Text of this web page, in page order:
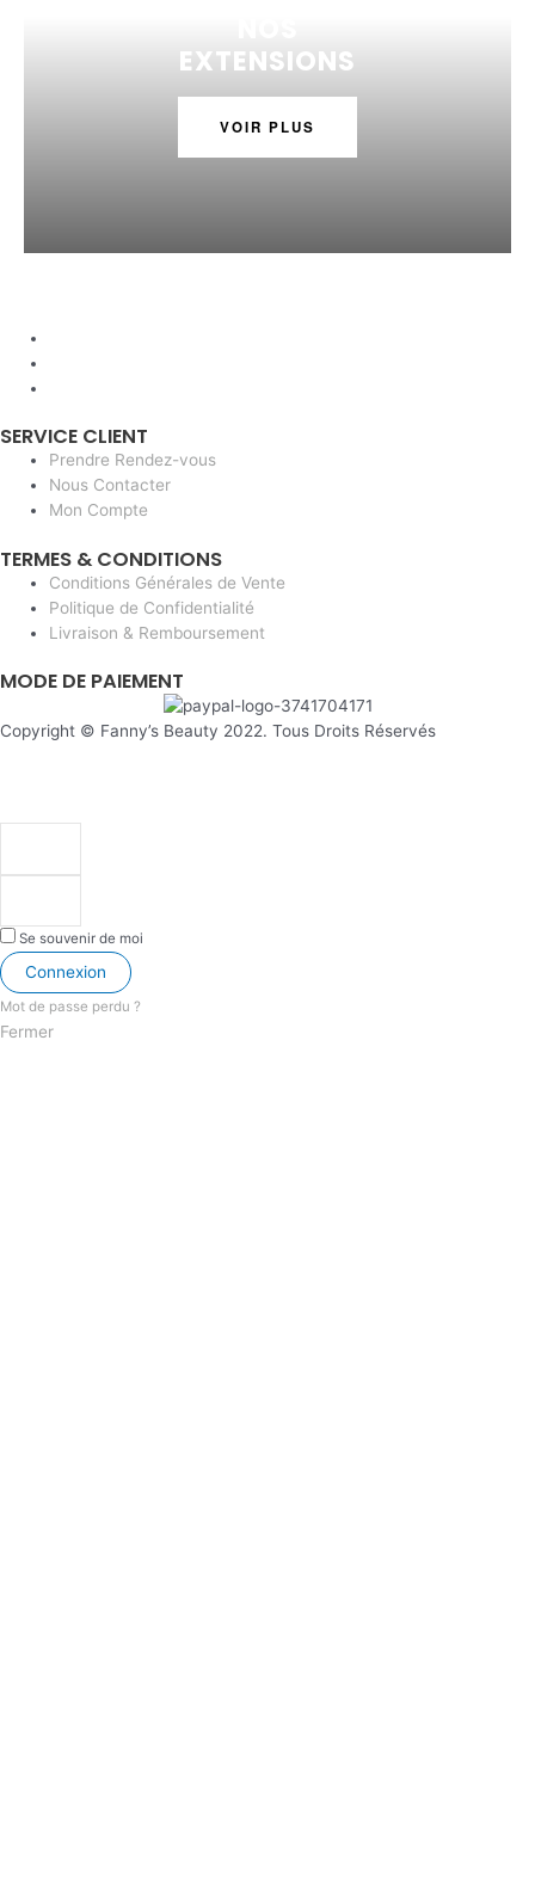
EXTENSIONS
VOIR PLUS
SERVICE CLIENT
Prendre Rendez-vous
Nous Contacter
Mon Compte
TERMES & CONDITIONS
Conditions Générales de Vente
Politique de Confidentialité
Livraison & Remboursement
MODE DE PAIEMENT
Copyright © Fanny’s Beauty 2022. Tous Droits Réservés
Se souvenir de moi
Connexion
Mot de passe perdu ?
Fermer